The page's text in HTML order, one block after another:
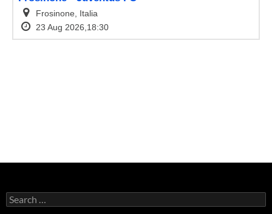
Search
for: